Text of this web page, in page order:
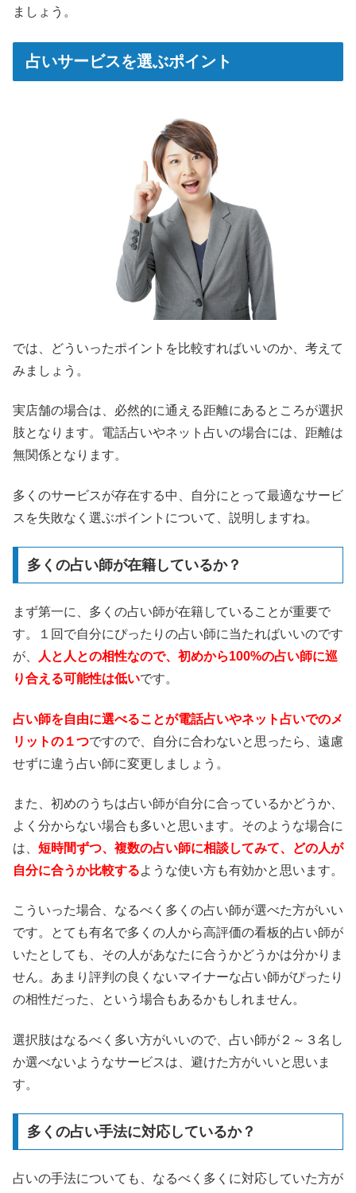
ましょう。
占いサービスを選ぶポイント
では、どういったポイントを比較すればいいのか、考えて
みましょう。
実店舗の場合は、必然的に通える距離にあるところが選択
肢となります。電話占いやネット占いの場合には、距離は
無関係となります。
多くのサービスが存在する中、自分にとって最適なサービ
スを失敗なく選ぶポイントについて、説明しますね。
多くの占い師が在籍しているか？
まず第一に、多くの占い師が在籍していることが重要で
す。１回で自分にぴったりの占い師に当たればいいのです
が、
人と人との相性なので、初めから100%の占い師に巡
り合える可能性は低いです。
占い師を自由に選べることが電話占いやネット占いでのメ
リットの１つですので、自分に合わないと思ったら、遠慮
せずに違う占い師に変更しましょう。
また、初めのうちは占い師が自分に合っているかどうか、
よく分からない場合も多いと思います。そのような場合に
は、 短時間ずつ、複数の占い師に相談してみて、どの人が
自分に合うか比較するような使い方も有効かと思います。
こういった場合、なるべく多くの占い師が選べた方がいい
です。とても有名で多くの人から高評価の看板的占い師が
いたとしても、その人があなたに合うかどうかは分かりま
せん。あまり評判の良くないマイナーな占い師がぴったり
の相性だった、という場合もあるかもしれません。
選択肢はなるべく多い方がいいので、占い師が２～３名し
か選べないようなサービスは、避けた方がいいと思いま
す。
多くの占い手法に対応しているか？
占いの手法についても、なるべく多くに対応していた方が